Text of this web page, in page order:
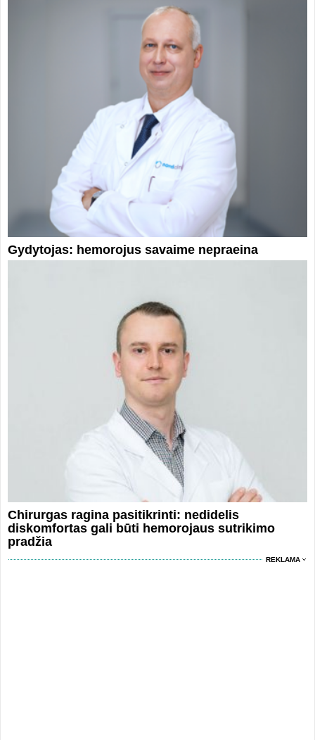
Gydytojas: hemorojus savaime nepraeina
Chirurgas ragina pasitikrinti: nedidelis
diskomfortas gali būti hemorojaus sutrikimo
pradžia
REKLAMA